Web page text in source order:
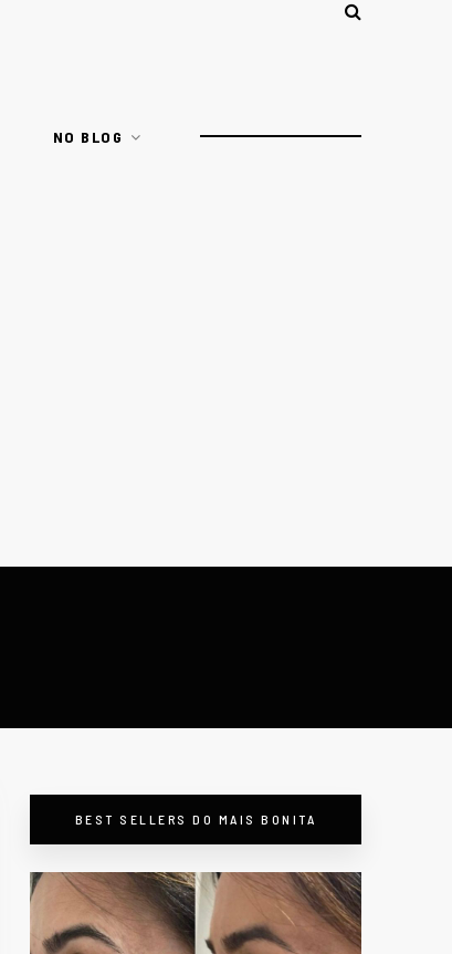
NO BLOG
BEST SELLERS DO MAIS BONITA